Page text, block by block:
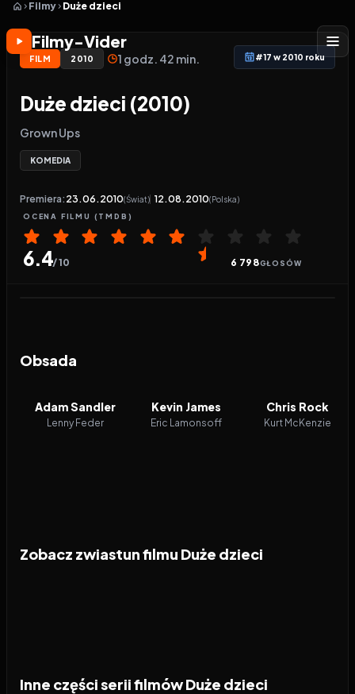
Filmy-Vider
Filmy Duże dzieci
FILM 2010 1 godz. 42 min. #17 w 2010 roku
Duże dzieci (2010)
Grown Ups
KOMEDIA
Premiera: 23.06.2010(Świat) 12.08.2010(Polska)
OCENA FILMU (TMDB)
6.4/ 10 6 798GŁOSÓW
Obsada
Adam Sandler
Lenny Feder
Kevin James
Eric Lamonsoff
Chris Rock
Kurt McKenzie
Zobacz zwiastun filmu Duże dzieci
Inne części serii filmów Duże dzieci